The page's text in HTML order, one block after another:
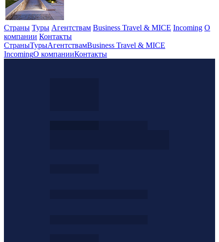
Страны Туры Агентствам Business Travel & MICE Incoming О
компании Контакты
СтраныТурыАгентствамBusiness Travel & MICE
IncomingО компанииКонтакты